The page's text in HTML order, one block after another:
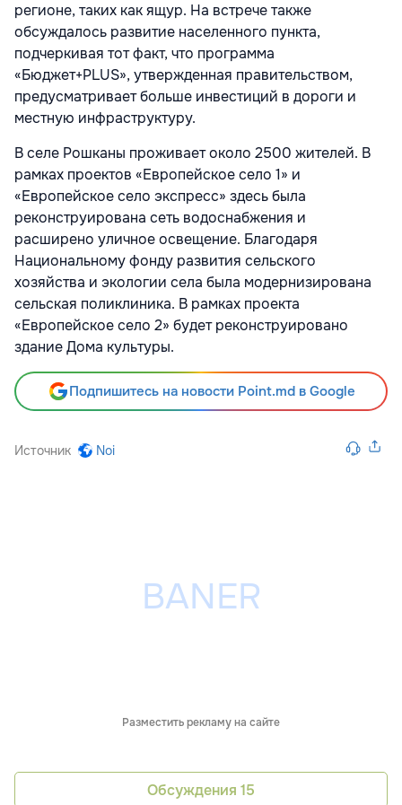
регионе, таких как ящур. На встрече также
обсуждалось развитие населенного пункта,
подчеркивая тот факт, что программа
«Бюджет+PLUS», утвержденная правительством,
предусматривает больше инвестиций в дороги и
местную инфраструктуру.
В селе Рошканы проживает около 2500 жителей. В
рамках проектов «Европейское село 1» и
«Европейское село экспресс» здесь была
реконструирована сеть водоснабжения и
расширено уличное освещение. Благодаря
Национальному фонду развития сельского
хозяйства и экологии села была модернизирована
сельская поликлиника. В рамках проекта
«Европейское село 2» будет реконструировано
здание Дома культуры.
Подпишитесь на новости Point.md в Google
Источник Noi
Разместить рекламу на сайте
Обсуждения 15